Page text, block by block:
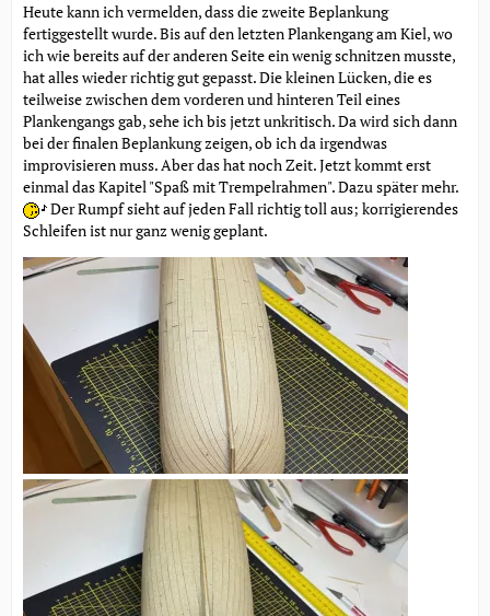
Heute kann ich vermelden, dass die zweite Beplankung
fertiggestellt wurde. Bis auf den letzten Plankengang am Kiel, wo
ich wie bereits auf der anderen Seite ein wenig schnitzen musste,
hat alles wieder richtig gut gepasst. Die kleinen Lücken, die es
teilweise zwischen dem vorderen und hinteren Teil eines
Plankengangs gab, sehe ich bis jetzt unkritisch. Da wird sich dann
bei der finalen Beplankung zeigen, ob ich da irgendwas
improvisieren muss. Aber das hat noch Zeit. Jetzt kommt erst
einmal das Kapitel "Spaß mit Trempelrahmen". Dazu später mehr.
Der Rumpf sieht auf jeden Fall richtig toll aus; korrigierendes
Schleifen ist nur ganz wenig geplant.